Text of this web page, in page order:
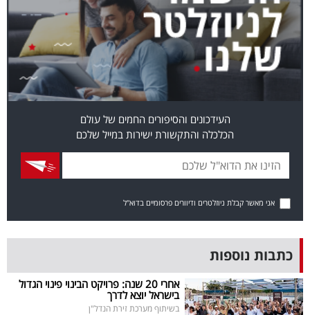
מייל
אדום
אחרינו:
העידכונים והסיפורים החמים של עולם
הכלכלה והתקשורת ישירות במייל שלכם
אני מאשר קבלת ניוזלטרים ודיוורים פרסומיים בדוא"ל
כתבות נוספות
אחרי 20 שנה: פרויקט הבינוי פינוי הגדול
בישראל יוצא לדרך
בשיתוף מערכת זירת הנדל"ן